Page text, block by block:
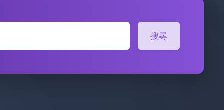
搜尋